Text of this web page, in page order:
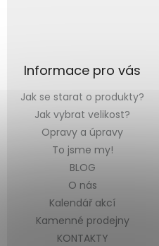
Informace pro vás
Jak se starat o produkty?
Jak vybrat velikost?
Opravy a úpravy
To jsme my!
BLOG
O nás
Kalendář akcí
Kamenné prodejny
KONTAKTY